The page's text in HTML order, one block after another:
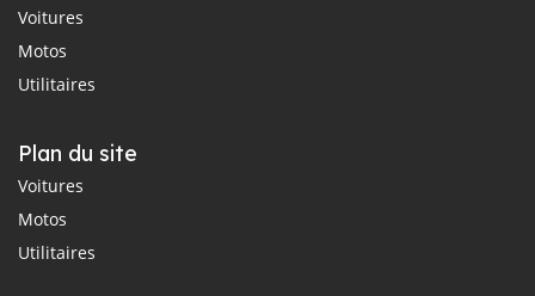
Voitures
Motos
Utilitaires
Plan du site
Voitures
Motos
Utilitaires